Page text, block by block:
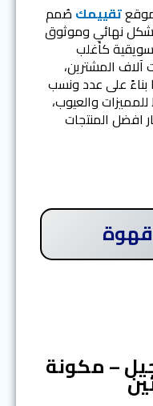
تقييمك صُمم
نهائي وموثوق
كأغلب
آلاف المشترين،
بناءً على عدد ونسب
والعيوب،
افضل المنتجات
– مكونة